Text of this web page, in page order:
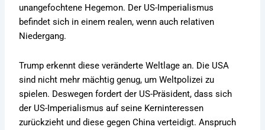
unangefochtene Hegemon. Der US-Imperialismus
befindet sich in einem realen, wenn auch relativen
Niedergang.
Trump erkennt diese veränderte Weltlage an. Die USA
sind nicht mehr mächtig genug, um Weltpolizei zu
spielen. Deswegen fordert der US-Präsident, dass sich
der US-Imperialismus auf seine Kerninteressen
zurückzieht und diese gegen China verteidigt. Anspruch